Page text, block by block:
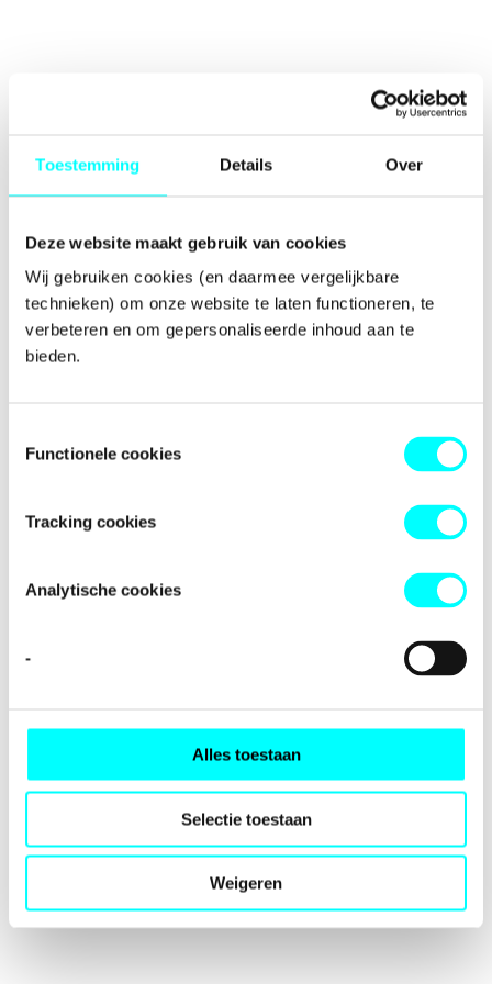
Toestemming Details Over
Deze website maakt gebruik van cookies
Wij gebruiken cookies (en daarmee vergelijkbare
technieken) om onze website te laten functioneren, te
verbeteren en om gepersonaliseerde inhoud aan te
bieden.
Functionele cookies
Tracking cookies
Analytische cookies
-
Alles toestaan
Selectie toestaan
Weigeren
-side exception has occurred while
browser consolefor